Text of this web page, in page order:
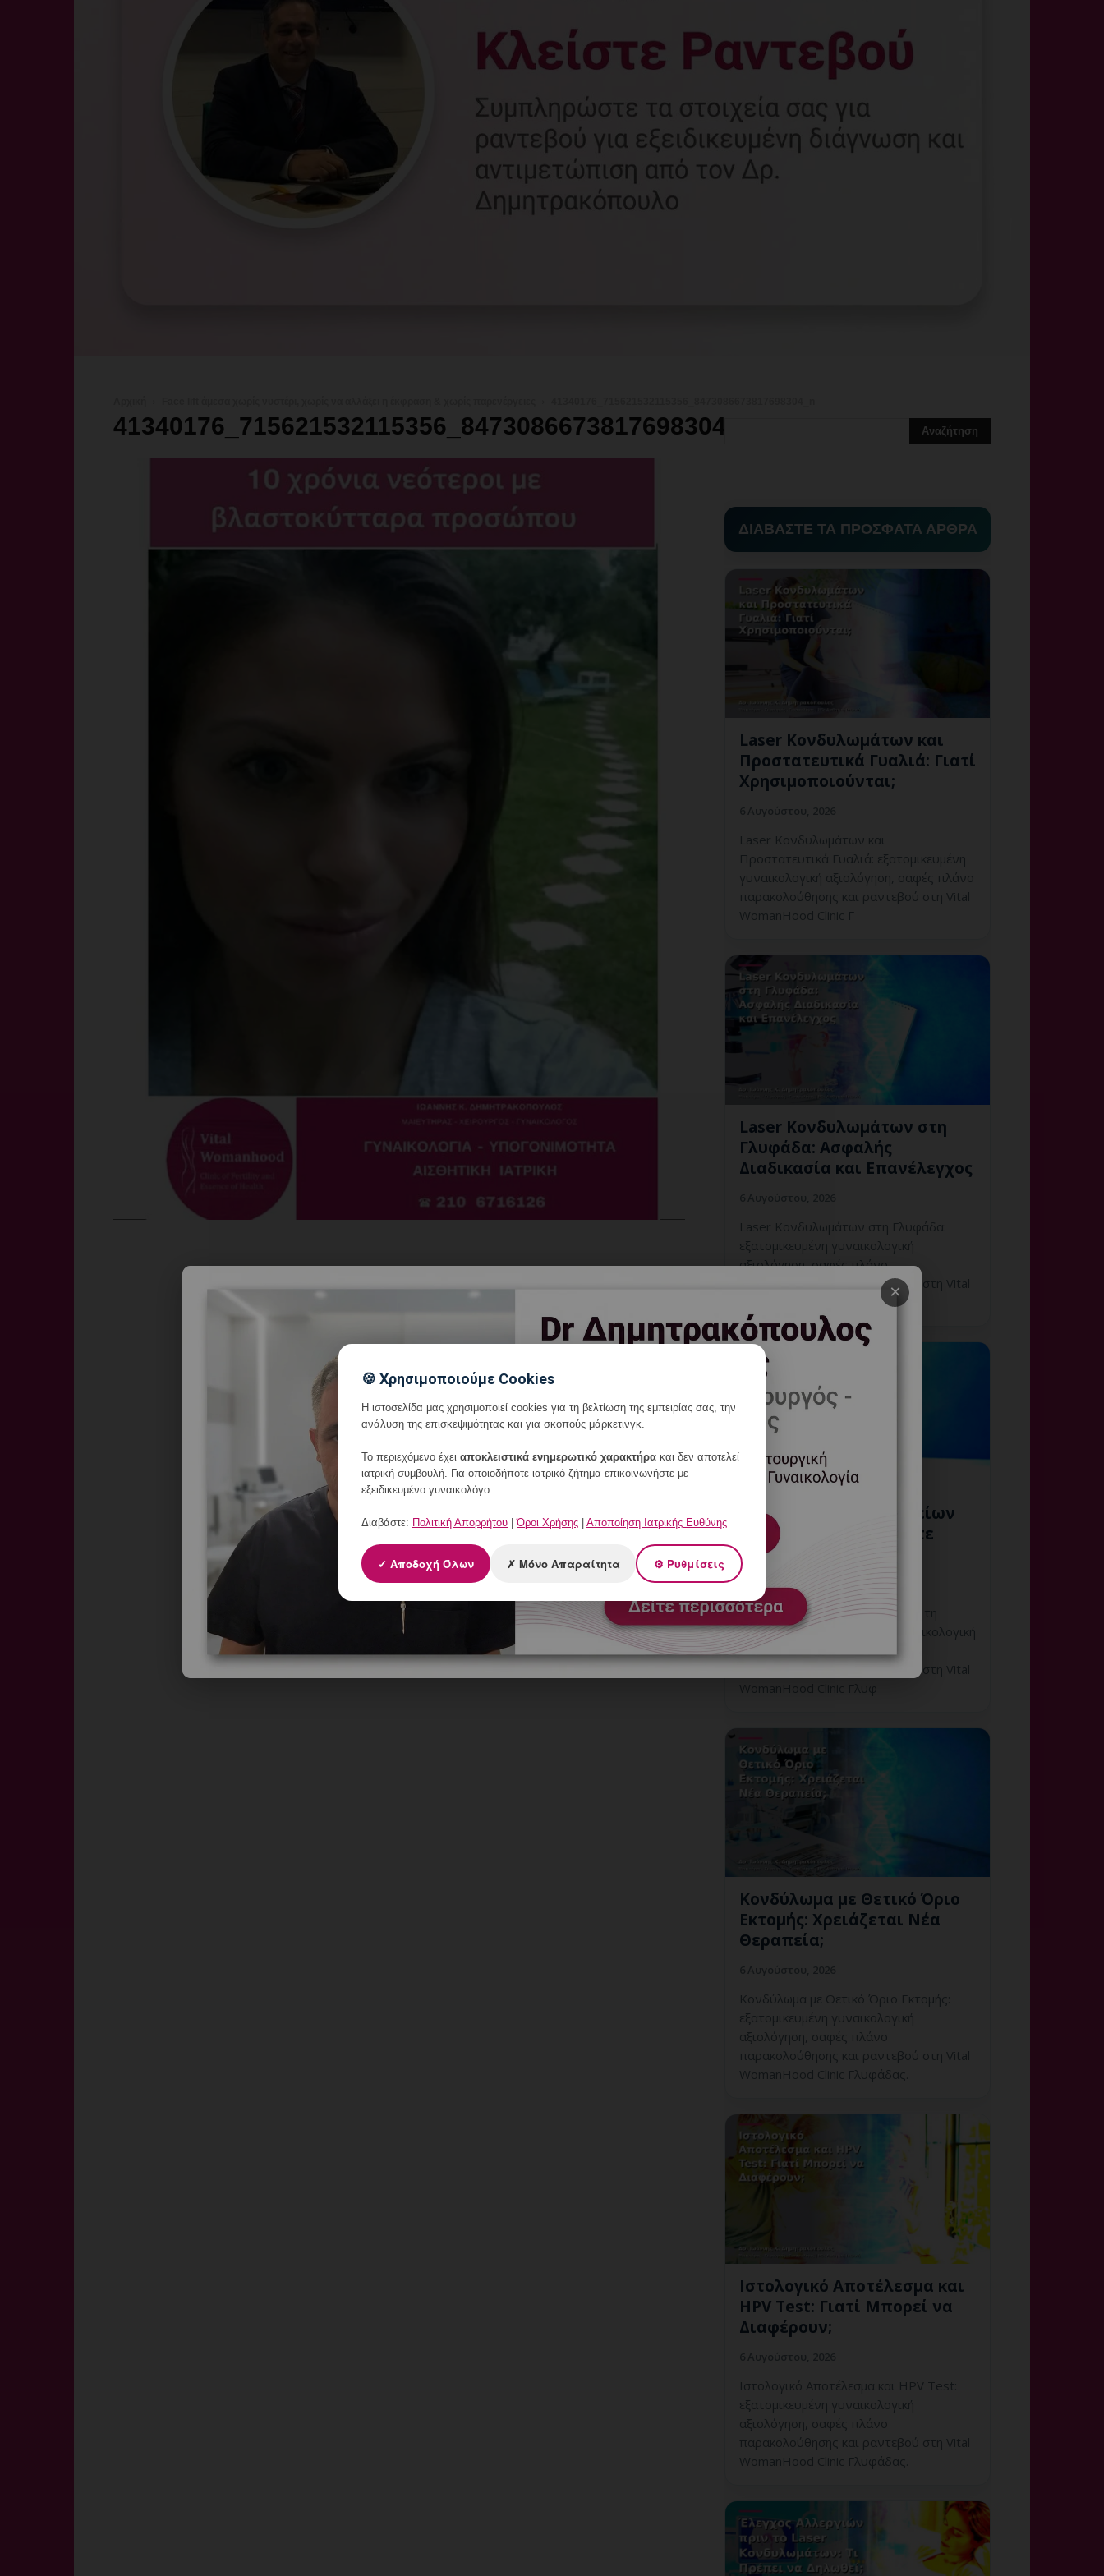
Γυναικολόγος
Γλυφάδα
41340176_715621532115356_8473086673817698304_n
ΔΙΑΒΑΣΤΕ ΤΑ ΠΡΟΣΦΑΤΑ ΑΡΘΡΑ
Laser Κονδυλωμάτων και
Προστατευτικά Γυαλιά: Γιατί
Χρησιμοποιούνται;
Laser Κονδυλωμάτων και
Προστατευτικά Γυαλιά: εξατομικευμένη
γυναικολογική αξιολόγηση, σαφές πλάνο
παρακολούθησης και ραντεβού στη Vital
WomanHood Clinic Γ
Laser Κονδυλωμάτων στη
Γλυφάδα: Ασφαλής
Διαδικασία και Επανέλεγχος
Laser Κονδυλωμάτων στη Γλυφάδα:
εξατομικευμένη γυναικολογική
αξιολόγηση, σαφές πλάνο
παρακολούθησης και ραντεβού στη Vital
WomanHood Clinic Γλυφάδας.
Έλεγχος Ζωτικών Σημείων
πριν τη Θεραπεία: Πότε
Είναι Απαραίτητος;
6 Αυγούστου, 2026
Έλεγχος Ζωτικών Σημείων πριν τη
Θεραπεία: εξατομικευμένη γυναικολογική
αξιολόγηση, σαφές πλάνο
παρακολούθησης και ραντεβού στη Vital
WomanHood Clinic Γλυφ
Κονδύλωμα με Θετικό Όριο
Εκτομής: Χρειάζεται Νέα
Θεραπεία;
Κονδύλωμα με Θετικό Όριο Εκτομής:
εξατομικευμένη γυναικολογική
αξιολόγηση, σαφές πλάνο
παρακολούθησης και ραντεβού στη Vital
WomanHood Clinic Γλυφάδας.
Ιστολογικό Αποτέλεσμα και
HPV Test: Γιατί Μπορεί να
Διαφέρουν;
Ιστολογικό Αποτέλεσμα και HPV Test:
εξατομικευμένη γυναικολογική
αξιολόγηση, σαφές πλάνο
παρακολούθησης και ραντεβού στη Vital
WomanHood Clinic Γλυφάδας.
×
🍪 Χρησιμοποιούμε Cookies
Η ιστοσελίδα μας χρησιμοποιεί cookies για τη βελτίωση της εμπειρίας σας, την
ανάλυση της επισκεψιμότητας και για σκοπούς μάρκετινγκ.
Το περιεχόμενο έχει αποκλειστικά ενημερωτικό χαρακτήρα και δεν αποτελεί
ιατρική συμβουλή. Για οποιοδήποτε ιατρικό ζήτημα επικοινωνήστε με
εξειδικευμένο γυναικολόγο.
Διαβάστε: Πολιτική Απορρήτου |Όροι Χρήσης | Αποποίηση Ιατρικής Ευθύνης
✓ Αποδοχή Όλων ✗ Μόνο Απαραίτητα ⚙ Ρυθμίσεις